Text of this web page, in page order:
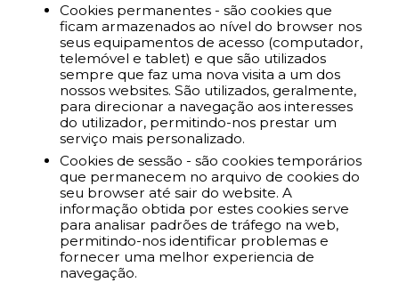
Cookies permanentes - são cookies que
ficam armazenados ao nível do browser nos
seus equipamentos de acesso (computador,
telemóvel e tablet) e que são utilizados
sempre que faz uma nova visita a um dos
nossos websites. São utilizados, geralmente,
para direcionar a navegação aos interesses
do utilizador, permitindo-nos prestar um
serviço mais personalizado.
Cookies de sessão - são cookies temporários
que permanecem no arquivo de cookies do
seu browser até sair do website. A
informação obtida por estes cookies serve
para analisar padrões de tráfego na web,
permitindo-nos identificar problemas e
fornecer uma melhor experiencia de
navegação.